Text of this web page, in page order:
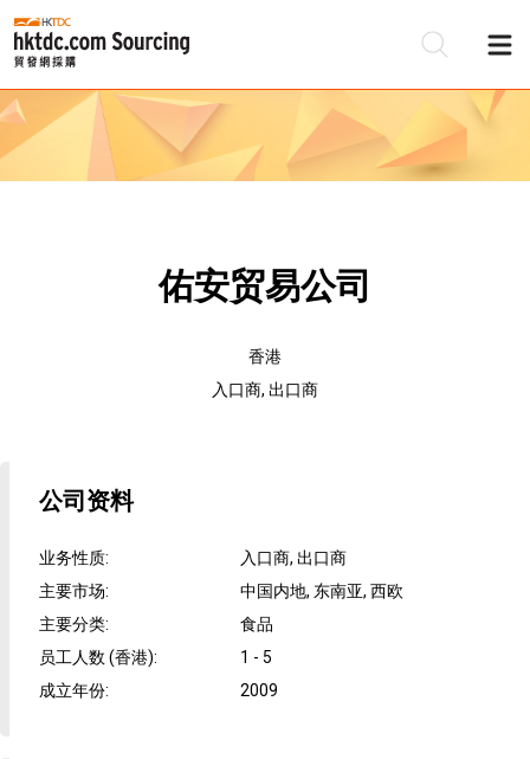
佑安贸易公司
香港
入口商, 出口商
公司资料
业务性质:
入口商, 出口商
主要市场:
中国内地, 东南亚, 西欧
主要分类:
食品
员工人数 (香港):
1 - 5
成立年份: 2009